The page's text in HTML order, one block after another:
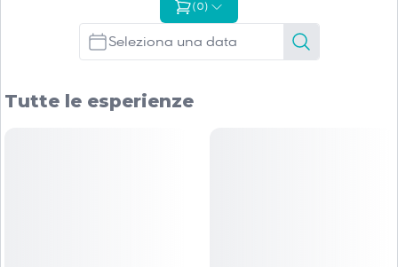
(0)
Tutte le esperienze